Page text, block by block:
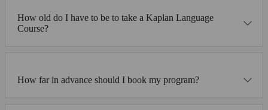
How old do I have to be to take a Kaplan Language
Course?
How far in advance should I book my program?